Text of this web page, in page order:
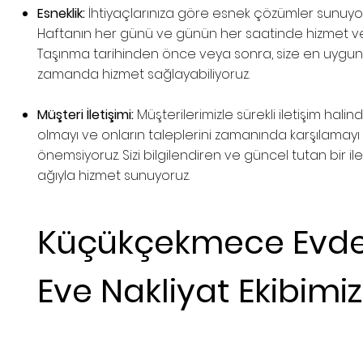
Esneklik: İhtiyaçlarınıza göre esnek çözümler
Haftanın her günü ve günün her saatinde hizmet
Taşınma tarihinden önce veya sonra, size en uygun
zamanda hizmet sağlayabiliyoruz.
Müşteri İletişimi: Müşterilerimizle sürekli iletişim
olmayı ve onların taleplerini zamanında karşılamayı
önemsiyoruz. Sizi bilgilendiren ve güncel tutan bir
ağıyla hizmet sunuyoruz.
Küçükçekmece
Eve Nakliyat Ekibimiz